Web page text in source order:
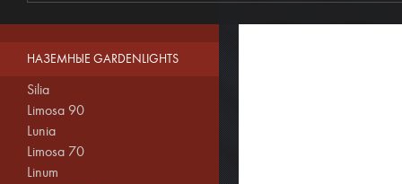
НАЗЕМНЫЕ GARDENLIGHTS
Silia
Limosa 90
Lunia
Limosa 70
Linum